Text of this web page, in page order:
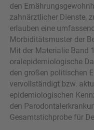
den
zahnärztlicher Dienste,
erlauben eine
Morbiditätsmuster der
Mit der Materialie Band
oralepidemiologische
den großen politischen
vervollständigt bzw.
epidemiologischen
den
Gesamtstichprobe für